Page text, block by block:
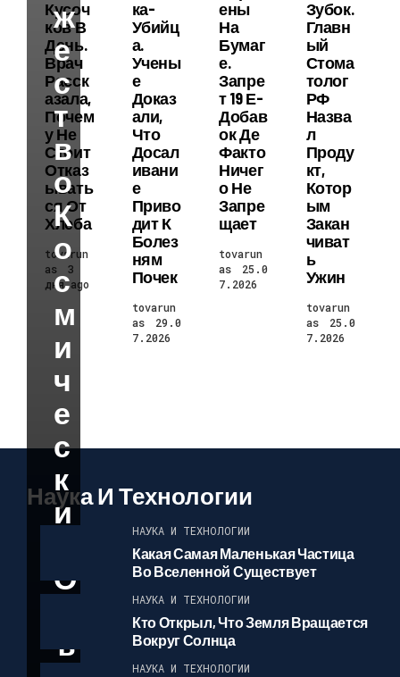
Кусоч
Ков В
День.
Врач
Расск
Азала,
Почем
У Не
Стоит
Отказ
Ывать
Ся От
Хлеба
tovarun
as
3
дня ago
Ка-
Убийц
А.
Учены
Е
Доказ
Али,
Что
Досал
Ивани
Е
Приво
Дит К
Болез
Ням
Почек
tovarun
as
29.0
7.2026
Ены
На
Бумаг
Е.
Запре
Т 19 Е-
Добав
Ок Де
Факто
Ничег
О Не
Запре
Щает
tovarun
as
25.0
7.2026
Зубок.
Главн
Ый
Стома
Толог
РФ
Назва
Л
Проду
Кт,
Котор
Ым
Закан
Чиват
Ь
Ужин
tovarun
as
25.0
7.2026
Наука И Технологии
Ж
Е
С
Т
В
О
К
О
С
М
И
Ч
Е
С
К
И
О
Ъ
НАУКА И ТЕХНОЛОГИИ
Какая Самая Маленькая Частица
Во Вселенной Существует
НАУКА И ТЕХНОЛОГИИ
Кто Открыл, Что Земля Вращается
Вокруг Солнца
НАУКА И ТЕХНОЛОГИИ